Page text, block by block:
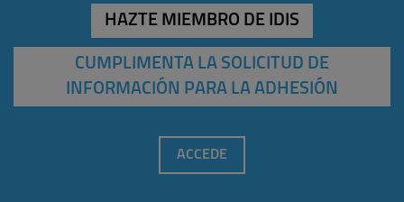
HAZTE MIEMBRO DE IDIS
CUMPLIMENTA LA SOLICITUD DE
INFORMACIÓN PARA LA ADHESIÓN
ACCEDE